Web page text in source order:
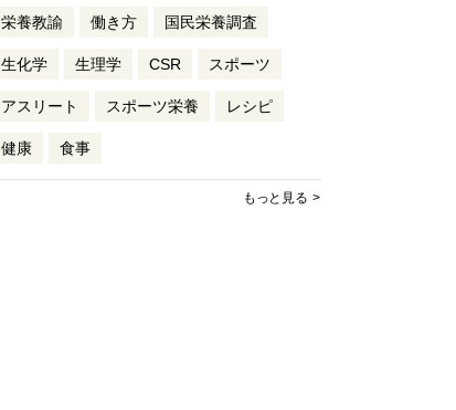
栄養教諭 働き方 国民栄養調査
生化学 生理学 CSR スポーツ
アスリート スポーツ栄養 レシピ
健康 食事
もっと見る